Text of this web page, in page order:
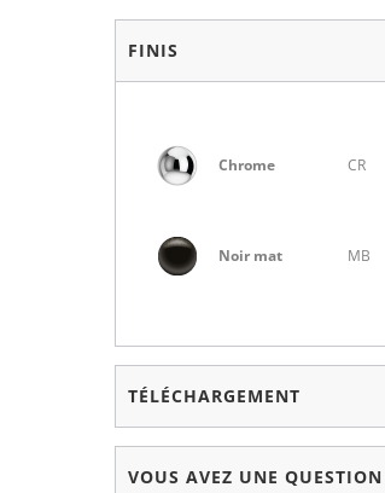
FINIS
Chrome CR
Noir mat MB
TÉLÉCHARGEMENT
VOUS AVEZ UNE